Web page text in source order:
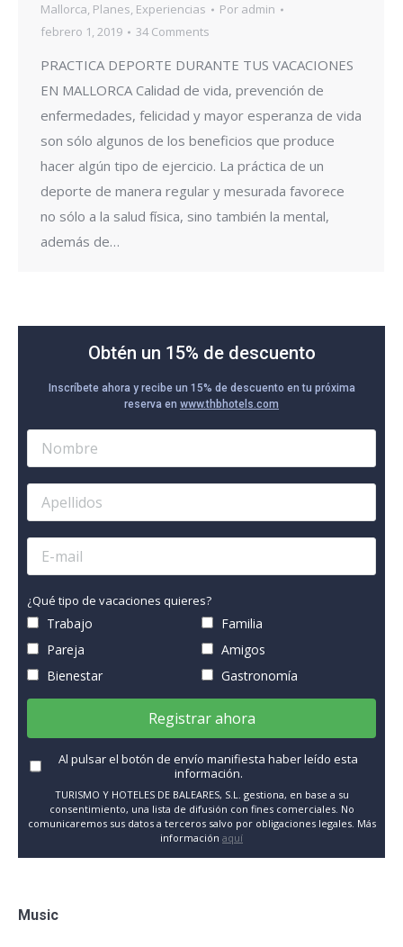
Mallorca, Planes, Experiencias Por admin
febrero 1, 2019
34 Comments
PRACTICA DEPORTE DURANTE TUS VACACIONES
EN MALLORCA Calidad de vida, prevención de
enfermedades, felicidad y mayor esperanza de vida
son sólo algunos de los beneficios que produce
hacer algún tipo de ejercicio. La práctica de un
deporte de manera regular y mesurada favorece
no sólo a la salud física, sino también la mental,
además de…
Obtén un 15% de descuento
Inscríbete ahora y recibe un 15% de descuento en tu próxima
reserva en www.thbhotels.com
¿Qué tipo de vacaciones quieres?
Trabajo
Familia
Pareja
Amigos
Bienestar
Gastronomía
Registrar ahora
Al pulsar el botón de envío manifiesta haber leído esta
información.
TURISMO Y HOTELES DE BALEARES, S.L. gestiona, en base a su
consentimiento, una lista de difusión con fines comerciales. No
comunicaremos sus datos a terceros salvo por obligaciones legales. Más
información aquí
Music